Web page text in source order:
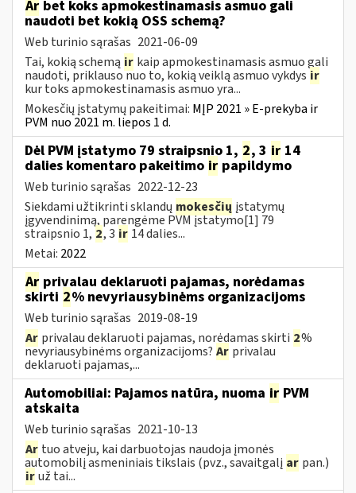
Ar bet koks apmokestinamasis asmuo gali
naudoti bet kokią OSS schemą?
Web turinio sąrašas 2021-06-09
Tai, kokią schemą ir kaip apmokestinamasis asmuo gali
naudoti, priklauso nuo to, kokią veiklą asmuo vykdys ir
kur toks apmokestinamasis asmuo yra...
Mokesčių įstatymų pakeitimai: MĮP 2021 » E-prekyba ir
PVM nuo 2021 m. liepos 1 d.
Dėl PVM įstatymo 79 straipsnio 1, 2, 3 ir 14
dalies komentaro pakeitimo ir papildymo
Web turinio sąrašas 2022-12-23
Siekdami užtikrinti sklandų mokesčių įstatymų
įgyvendinimą, parengėme PVM įstatymo[1] 79
straipsnio 1, 2, 3 ir 14 dalies...
Metai: 2022
Ar privalau deklaruoti pajamas, norėdamas
skirti 2% nevyriausybinėms organizacijoms
Web turinio sąrašas 2019-08-19
Ar privalau deklaruoti pajamas, norėdamas skirti 2%
nevyriausybinėms organizacijoms? Ar privalau
deklaruoti pajamas,...
Automobiliai: Pajamos natūra, nuoma ir PVM
atskaita
Web turinio sąrašas 2021-10-13
Ar tuo atveju, kai darbuotojas naudoja įmonės
automobilį asmeniniais tikslais (pvz., savaitgalį ar pan.)
iruž tai...